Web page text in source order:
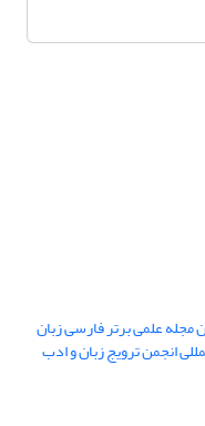
مجله علمی برتر فارسی زبان
المللی انجمن ترویج زبان و ادب